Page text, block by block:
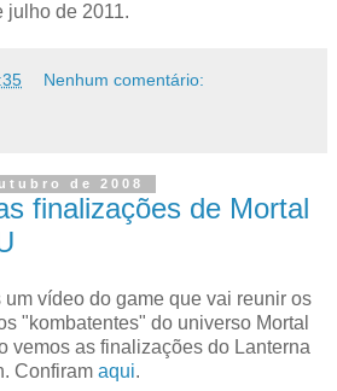
julho de 2011.
Nenhum comentário:
de 2008
finalizações de Mortal
vídeo do game que vai reunir os
"kombatentes" do universo Mortal
vemos as finalizações do Lanterna
Confiram aqui.